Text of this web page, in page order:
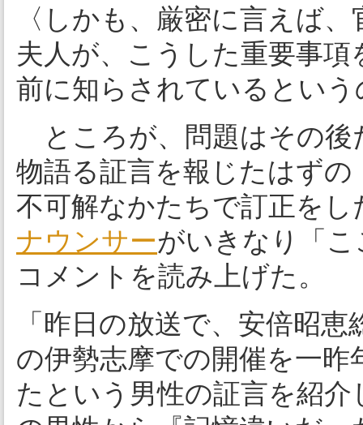
〈しかも、厳密に言えば
夫人が、こうした重要事項
前に知らされているとい
ところが、問題はその後
物語る証言を報じたはず
不可解なかたちで訂正を
ナウンサーがいきなり「
コメントを読み上げた。
「昨日の放送で、安倍昭
の伊勢志摩での開催を一
たという男性の証言を紹